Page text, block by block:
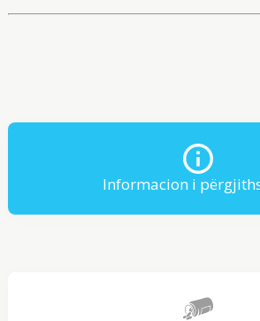
Informacion i